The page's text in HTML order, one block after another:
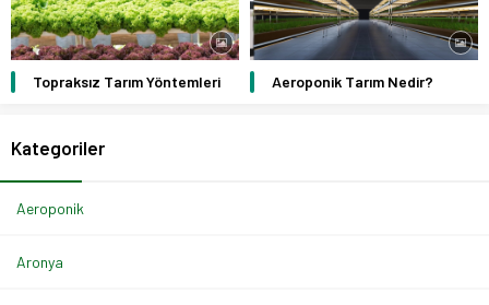
Topraksız Tarım Yöntemleri Aeroponik Tarım Nedir?
Kategoriler
Aeroponik
Aronya